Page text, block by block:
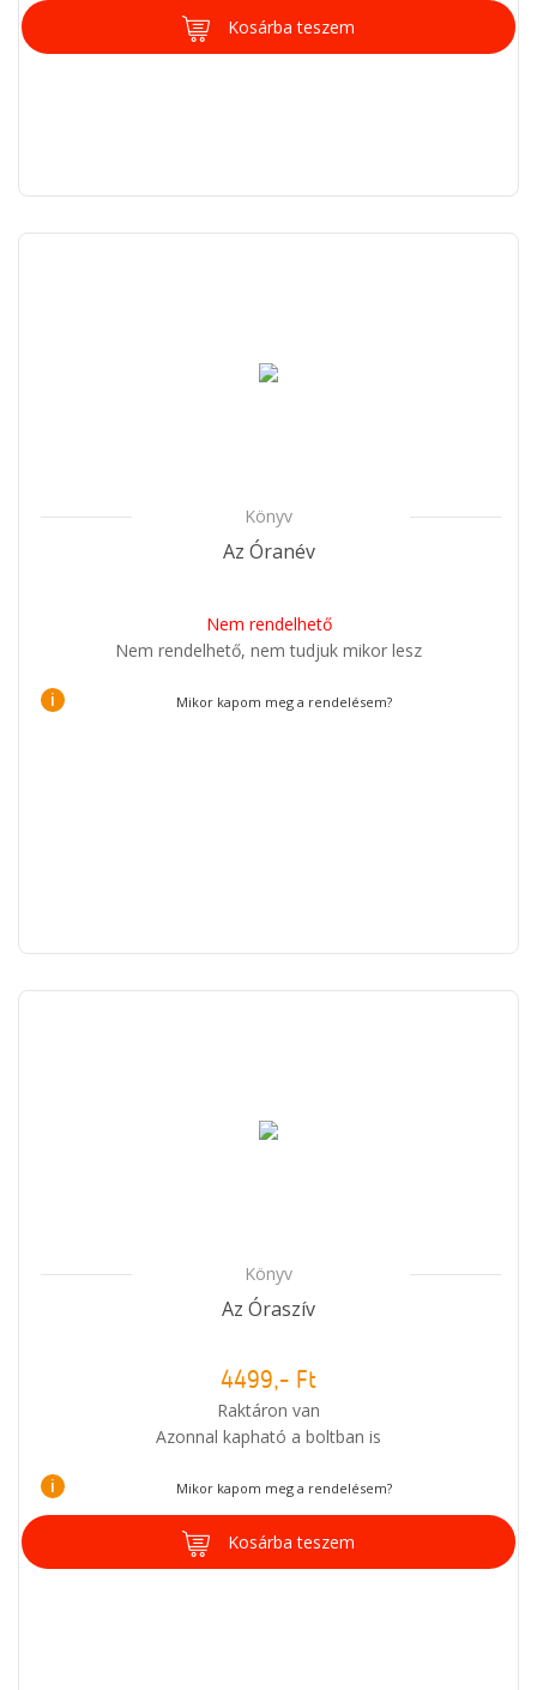
Kosárba teszem
Könyv
Az Óranév
Nem rendelhető
Nem rendelhető, nem tudjuk mikor lesz
i Mikor kapom meg a rendelésem?
Könyv
Az Óraszív
4499,- Ft
Raktáron van
Azonnal kapható a boltban is
i Mikor kapom meg a rendelésem?
Kosárba teszem